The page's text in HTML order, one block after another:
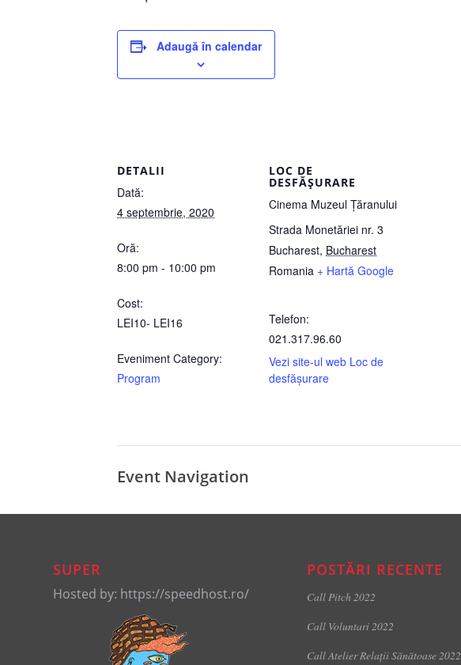
Adaugă în calendar
DETALII
Dată:
4 septembrie, 2020
Oră:
8:00 pm - 10:00 pm
Cost:
LEI10- LEI16
Eveniment Category:
Program
LOC DE
DESFĂȘURARE
Cinema Muzeul Țăranului
Strada Monetăriei nr. 3
Bucharest, Bucharest
Romania + Hartă Google
Telefon:
021.317.96.60
Vezi site-ul web Loc de
desfășurare
Event Navigation
SUPER
Hosted by: https://speedhost.ro/
POSTĂRI RECENTE
Call Pitch 2022
Call Voluntari 2022
Call Atelier Relații Sănătoase 2022